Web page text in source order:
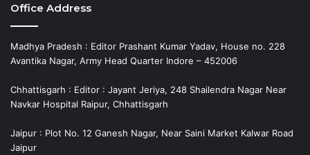
Office Address
Madhya Pradesh : Editor Prashant Kumar Yadav, House no. 228
Avantika Nagar, Army Head Quarter Indore – 452006
Chhattisgarh : Editor : Jayant Jeriya, 248 Shailendra Nagar Near
Navkar Hospital Raipur, Chhattisgarh
Jaipur : Plot No. 12 Ganesh Nagar, Near Saini Market Kalwar Road
Jaipur